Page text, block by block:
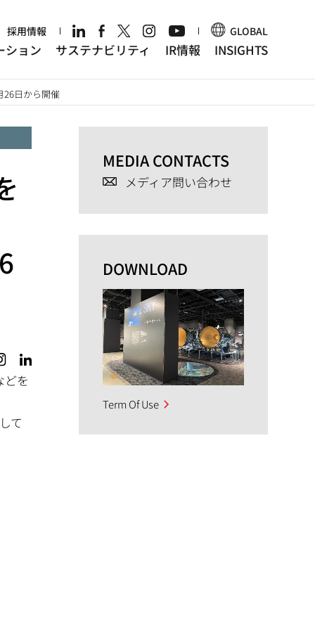
採用情報 GLOBAL
ション サステナビリティ IR情報 INSIGHTS
26日から開催
どを
て
MEDIA CONTACTS
メディア問い合わせ
DOWNLOAD
Term Of Use